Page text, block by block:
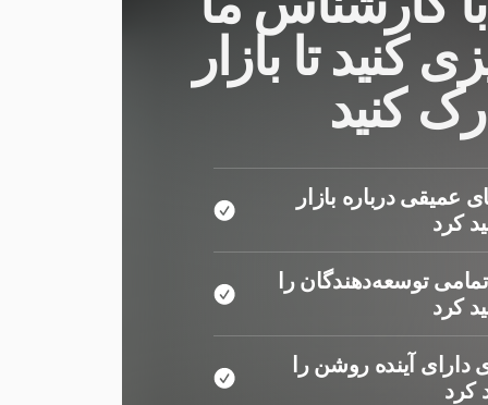
کنید تا بازار
کنید
عمیقی درباره بازار
کرد
توسعه‌دهندگان را
کرد
آینده روشن را
کرد